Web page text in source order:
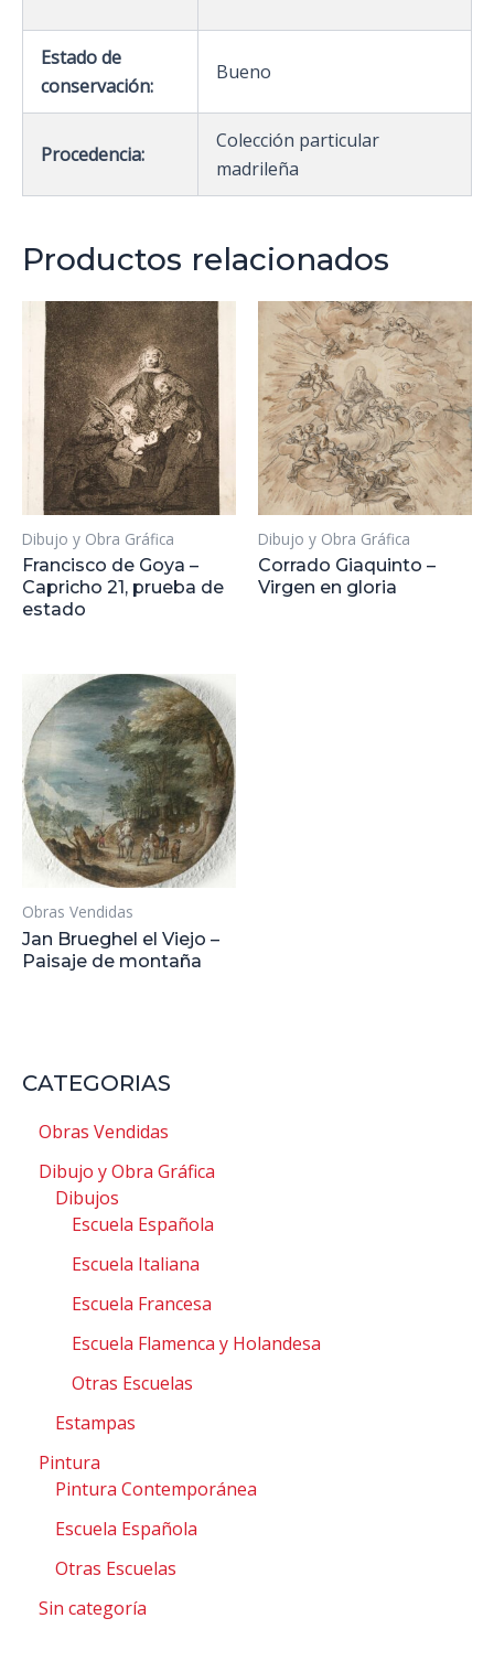
Estado de
conservación:
Bueno
Procedencia:
Colección particular
madrileña
Productos relacionados
Dibujo y Obra Gráfica
Francisco de Goya –
Capricho 21, prueba de
estado
Dibujo y Obra Gráfica
Corrado Giaquinto –
Virgen en gloria
Obras Vendidas
Jan Brueghel el Viejo –
Paisaje de montaña
CATEGORIAS
Obras Vendidas
Dibujo y Obra Gráfica
Dibujos
Escuela Española
Escuela Italiana
Escuela Francesa
Escuela Flamenca y Holandesa
Otras Escuelas
Estampas
Pintura
Pintura Contemporánea
Escuela Española
Otras Escuelas
Sin categoría